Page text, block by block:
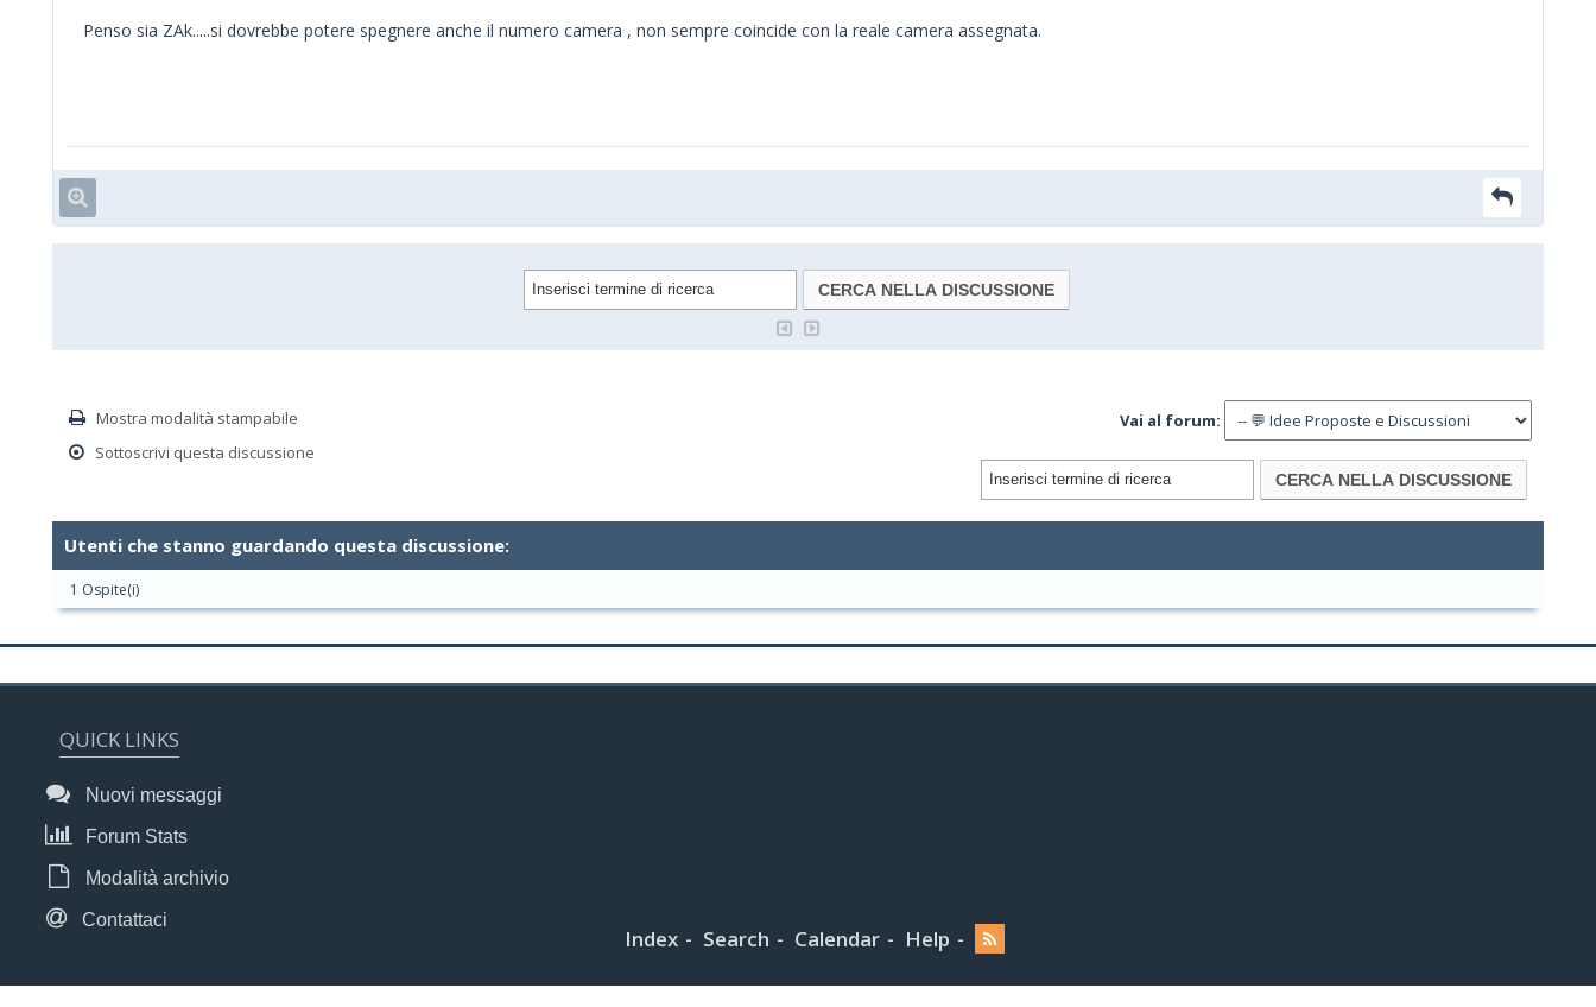
Penso sia ZAk.....si dovrebbe potere spegnere anche il numero camera , non sempre coincide con la reale camera assegnata.
Mostra modalità stampabile
Sottoscrivi questa discussione
Vai al forum:
Utenti che stanno guardando questa discussione:
1 Ospite(i)
QUICK LINKS
Nuovi messaggi
Forum Stats
Modalità archivio
Contattaci
Index Search Calendar Help